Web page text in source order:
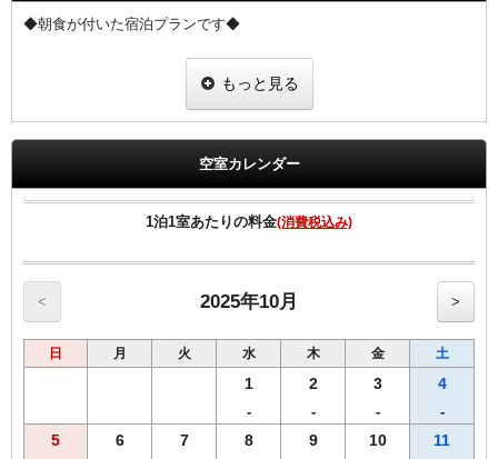
◆朝食が付いた宿泊プランです◆
会場：2階レストラン 6:30～10：00
【客室のご案内】
●高速インターネット回線（有線ＬＡＮ接続／無料）
●ベッドは、ゆったりワイドベッド採用。 （Serta製マットレス採
用）
●プリペイドカード式ＶＯＤシステム（1泊1000円／150タイトル見放
題）
■福岡市条例により2020年4月1日宿泊者1人1泊につき，以下のとおり
宿泊料金2万円以上 500円（うち県税50円）
※福岡市宿泊税はプラン料金に含まれておりません。
もっと見る
空室カレンダー
1泊1室あたりの料金(消費税込み)
< 2025年10月 >
日 月 火 水 木 金 土
1
-
2
-
3
-
4
-
5 6 7 8 9 10 11